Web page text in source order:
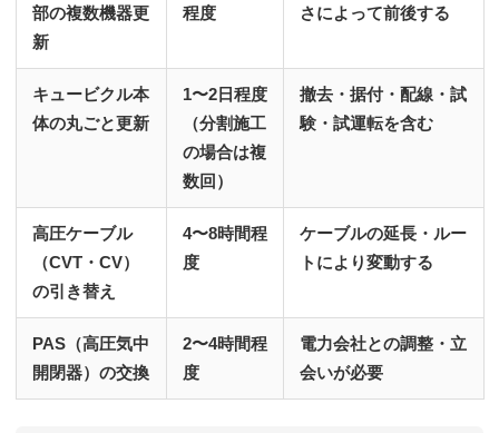
部の複数機器更
新
程度
さによって前後する
キュービクル本
体の丸ごと更新
1〜2日程度
（分割施工
の場合は複
数回）
撤去・据付・配線・試
験・試運転を含む
高圧ケーブル
（CVT・CV）
の引き替え
4〜8時間程
度
ケーブルの延長・ルー
トにより変動する
PAS（高圧気中
開閉器）の交換
2〜4時間程
度
電力会社との調整・立
会いが必要